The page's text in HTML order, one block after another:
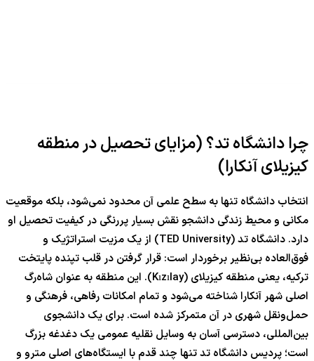
چرا دانشگاه تد؟ (مزایای تحصیل در منطقه
کیزیلای آنکارا)
انتخاب دانشگاه تنها به سطح علمی آن محدود نمی‌شود، بلکه موقعیت
مکانی و محیط زندگی دانشجو نقش بسیار پررنگی در کیفیت تحصیل او
دارد. دانشگاه تد (TED University) از یک مزیت استراتژیک و
فوق‌العاده بی‌نظیر برخوردار است: قرار گرفتن در قلب تپنده پایتخت
ترکیه، یعنی منطقه کیزیلای (Kızılay). این منطقه به عنوان شاه‌رگ
اصلی شهر آنکارا شناخته می‌شود و تمام امکانات رفاهی، فرهنگی و
حمل‌ونقل شهری در آن متمرکز شده است. برای یک دانشجوی
بین‌المللی، دسترسی آسان به وسایل نقلیه عمومی یک دغدغه بزرگ
است؛ پردیس دانشگاه تد تنها چند قدم با ایستگاه‌های اصلی مترو و